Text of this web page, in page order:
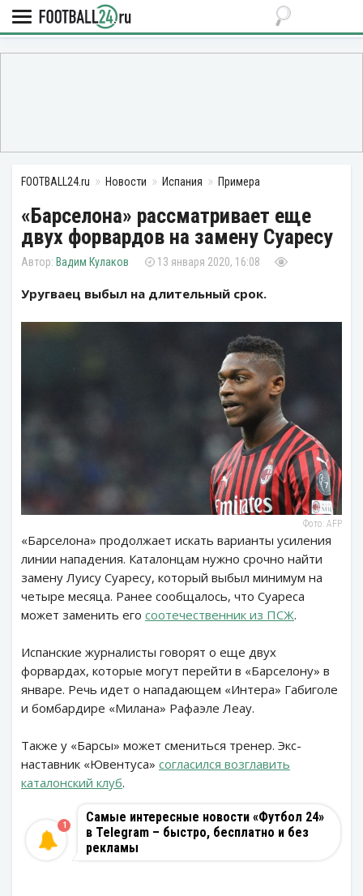
FOOTBALL24.ru Новости Испания Примера
«Барселона» рассматривает еще
двух форвардов на замену Суаресу
Вадим Кулаков 13 января 2020, 16:08
Уругваец выбыл на длительный срок.
Фото: AFP
«Барселона» продолжает искать варианты усиления
линии нападения. Каталонцам нужно срочно найти
замену Луису Суаресу, который выбыл минимум на
четыре месяца. Ранее сообщалось, что Суареса
может заменить его соотечественник из ПСЖ.
Испанские журналисты говорят о еще двух
форвардах, которые могут перейти в «Барселону» в
январе. Речь идет о нападающем «Интера» Габиголе
и бомбардире «Милана» Рафаэле Леау.
Также у «Барсы» может смениться тренер. Экс-
наставник «Ювентуса» согласился возглавить
каталонский клуб.
Самые интересные новости «Футбол 24»
в Telegram – быстро, бесплатно и без
рекламы
1